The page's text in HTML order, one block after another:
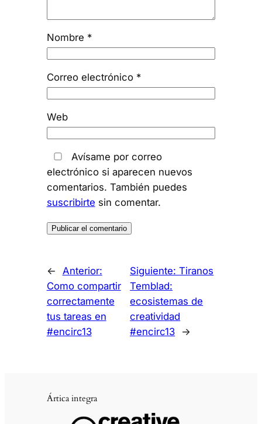
Nombre *
Correo electrónico *
Web
Avísame por correo
electrónico si aparecen nuevos
comentarios. También puedes
suscribirte sin comentar.
←
Anterior:
Como compartir
correctamente
tus tareas en
#encirc13
Siguiente:Tiranos
Temblad:
ecosistemas de
creatividad
#encirc13
→
Ártica integra